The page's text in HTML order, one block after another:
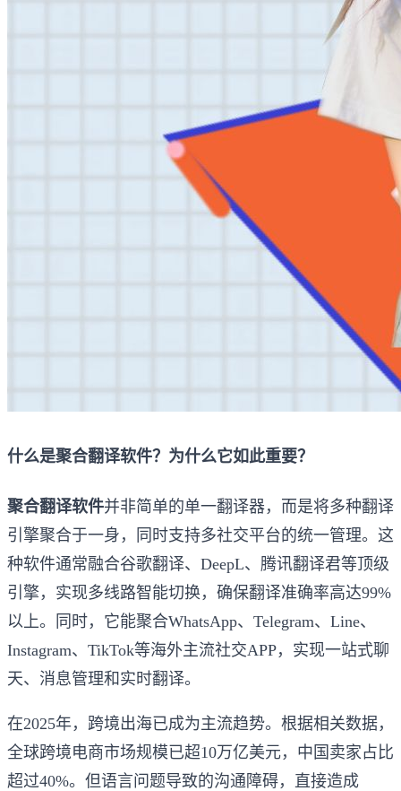
什么是聚合翻译软件？为什么它如此重要？
聚合翻译软件并非简单的单一翻译器，而是将多种翻译
引擎聚合于一身，同时支持多社交平台的统一管理。这
种软件通常融合谷歌翻译、DeepL、腾讯翻译君等顶级
引擎，实现多线路智能切换，确保翻译准确率高达99%
以上。同时，它能聚合WhatsApp、Telegram、Line、
Instagram、TikTok等海外主流社交APP，实现一站式聊
天、消息管理和实时翻译。
在2025年，跨境出海已成为主流趋势。根据相关数据，
全球跨境电商市场规模已超10万亿美元，中国卖家占比
超过40%。但语言问题导致的沟通障碍，直接造成